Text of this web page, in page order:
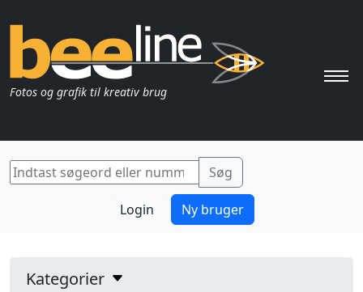
Fotos og grafik til kreativ brug
Login Ny bruger
Kategorier